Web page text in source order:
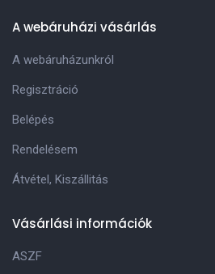
A webáruházi vásárlás
A webáruházunkról
Regisztráció
Belépés
Rendelésem
Átvétel, Kiszállitás
Vásárlási információk
ASZF